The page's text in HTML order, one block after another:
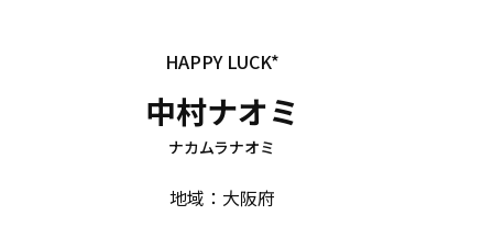
HAPPY LUCK*
中村ナオミ
ナカムラナオミ
地域：大阪府